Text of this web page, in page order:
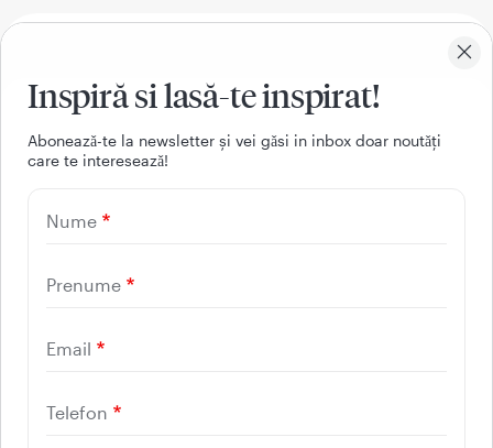
Nu lăsaţi acest medicament la vederea şi îndemâna
copiilor.
se referă la ultima zi a lunii respective.
reziduurilor menajere. Întrebaţi farmacistul cum să
Inspiră si lasă-te inspirat!
Aboneazǎ-te la newsletter și vei gǎsi in inbox doar noutǎți
care te intereseazǎ!
Nume
Prenume
Email
Telefon